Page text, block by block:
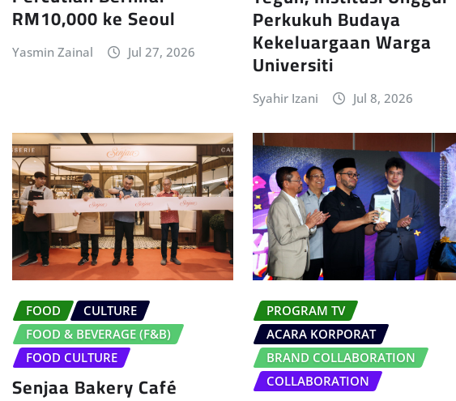
RM10,000 ke Seoul
Yasmin Zainal Jul 27, 2026
Perkukuh Budaya
Kekeluargaan Warga
Universiti
Syahir Izani Jul 8, 2026
FOOD
CULTURE
FOOD & BEVERAGE (F&B)
FOOD CULTURE
Senjaa Bakery Café
PROGRAM TV
ACARA KORPORAT
BRAND COLLABORATION
COLLABORATION